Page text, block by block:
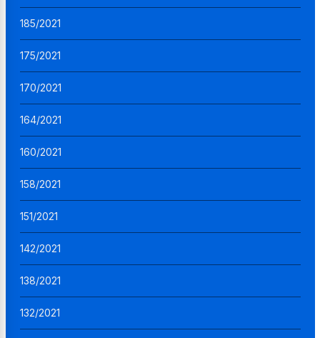
185/2021
175/2021
170/2021
164/2021
160/2021
158/2021
151/2021
142/2021
138/2021
132/2021